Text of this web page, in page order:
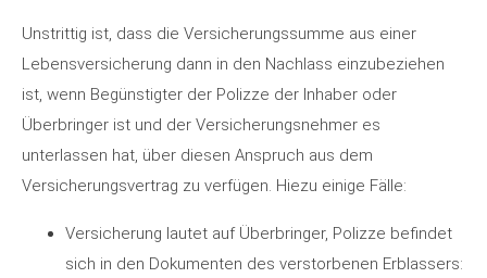
Unstrittig ist, dass die Versicherungssumme aus einer
Lebensversicherung dann in den Nachlass einzubeziehen
ist, wenn Begünstigter der Polizze der Inhaber oder
Überbringer ist und der Versicherungsnehmer es
unterlassen hat, über diesen Anspruch aus dem
Versicherungsvertrag zu verfügen. Hiezu einige Fälle:
Versicherung lautet auf Überbringer, Polizze befindet
sich in den Dokumenten des verstorbenen Erblassers: